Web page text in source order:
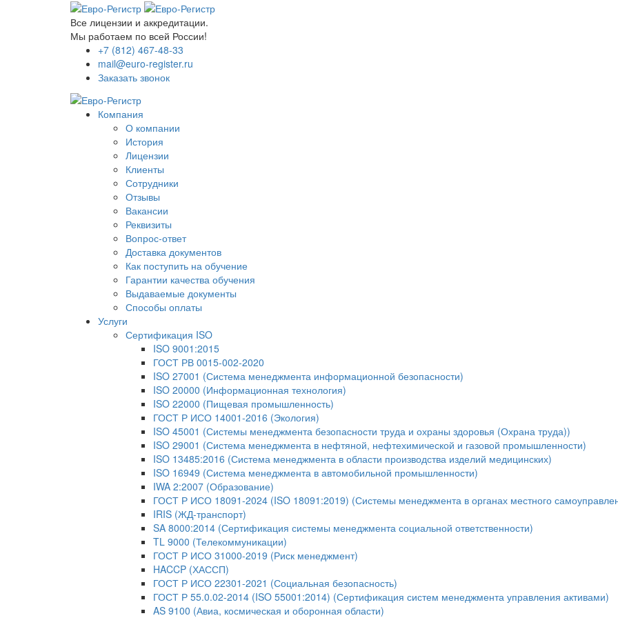
Все лицензии и аккредитации.
Мы работаем по всей России!
+7 (812) 467-48-33
mail@euro-register.ru
Заказать звонок
Компания
О компании
История
Лицензии
Клиенты
Сотрудники
Отзывы
Вакансии
Реквизиты
Вопрос-ответ
Доставка документов
Как поступить на обучение
Гарантии качества обучения
Выдаваемые документы
Способы оплаты
Услуги
Сертификация ISO
ISO 9001:2015
ГОСТ РВ 0015-002-2020
ISO 27001 (Система менеджмента информационной безопасности)
ISO 20000 (Информационная технология)
ISO 22000 (Пищевая промышленность)
ГОСТ Р ИСО 14001-2016 (Экология)
ISO 45001 (Системы менеджмента безопасности труда и охраны здоровья (Охрана труда))
ISO 29001 (Система менеджмента в нефтяной, нефтехимической и газовой промышленности)
ISO 13485:2016 (Система менеджмента в области производства изделий медицинских)
ISO 16949 (Система менеджмента в автомобильной промышленности)
IWA 2:2007 (Образование)
ГОСТ Р ИСО 18091-2024 (ISO 18091:2019) (Системы менеджмента в органах местного
IRIS (ЖД-транспорт)
SA 8000:2014 (Сертификация системы менеджмента социальной ответственности)
TL 9000 (Телекоммуникации)
ГОСТ Р ИСО 31000-2019 (Риск менеджмент)
HACCP (ХАССП)
ГОСТ Р ИСО 22301-2021 (Социальная безопасность)
ГОСТ Р 55.0.02-2014 (ISO 55001:2014) (Сертификация систем менеджмента управления активами)
AS 9100 (Авиа, космическая и оборонная области)